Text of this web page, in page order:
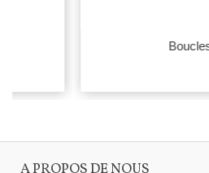
Boucles d'oreilles